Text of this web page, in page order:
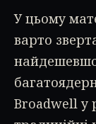
У цьому
варто
Broadwell у